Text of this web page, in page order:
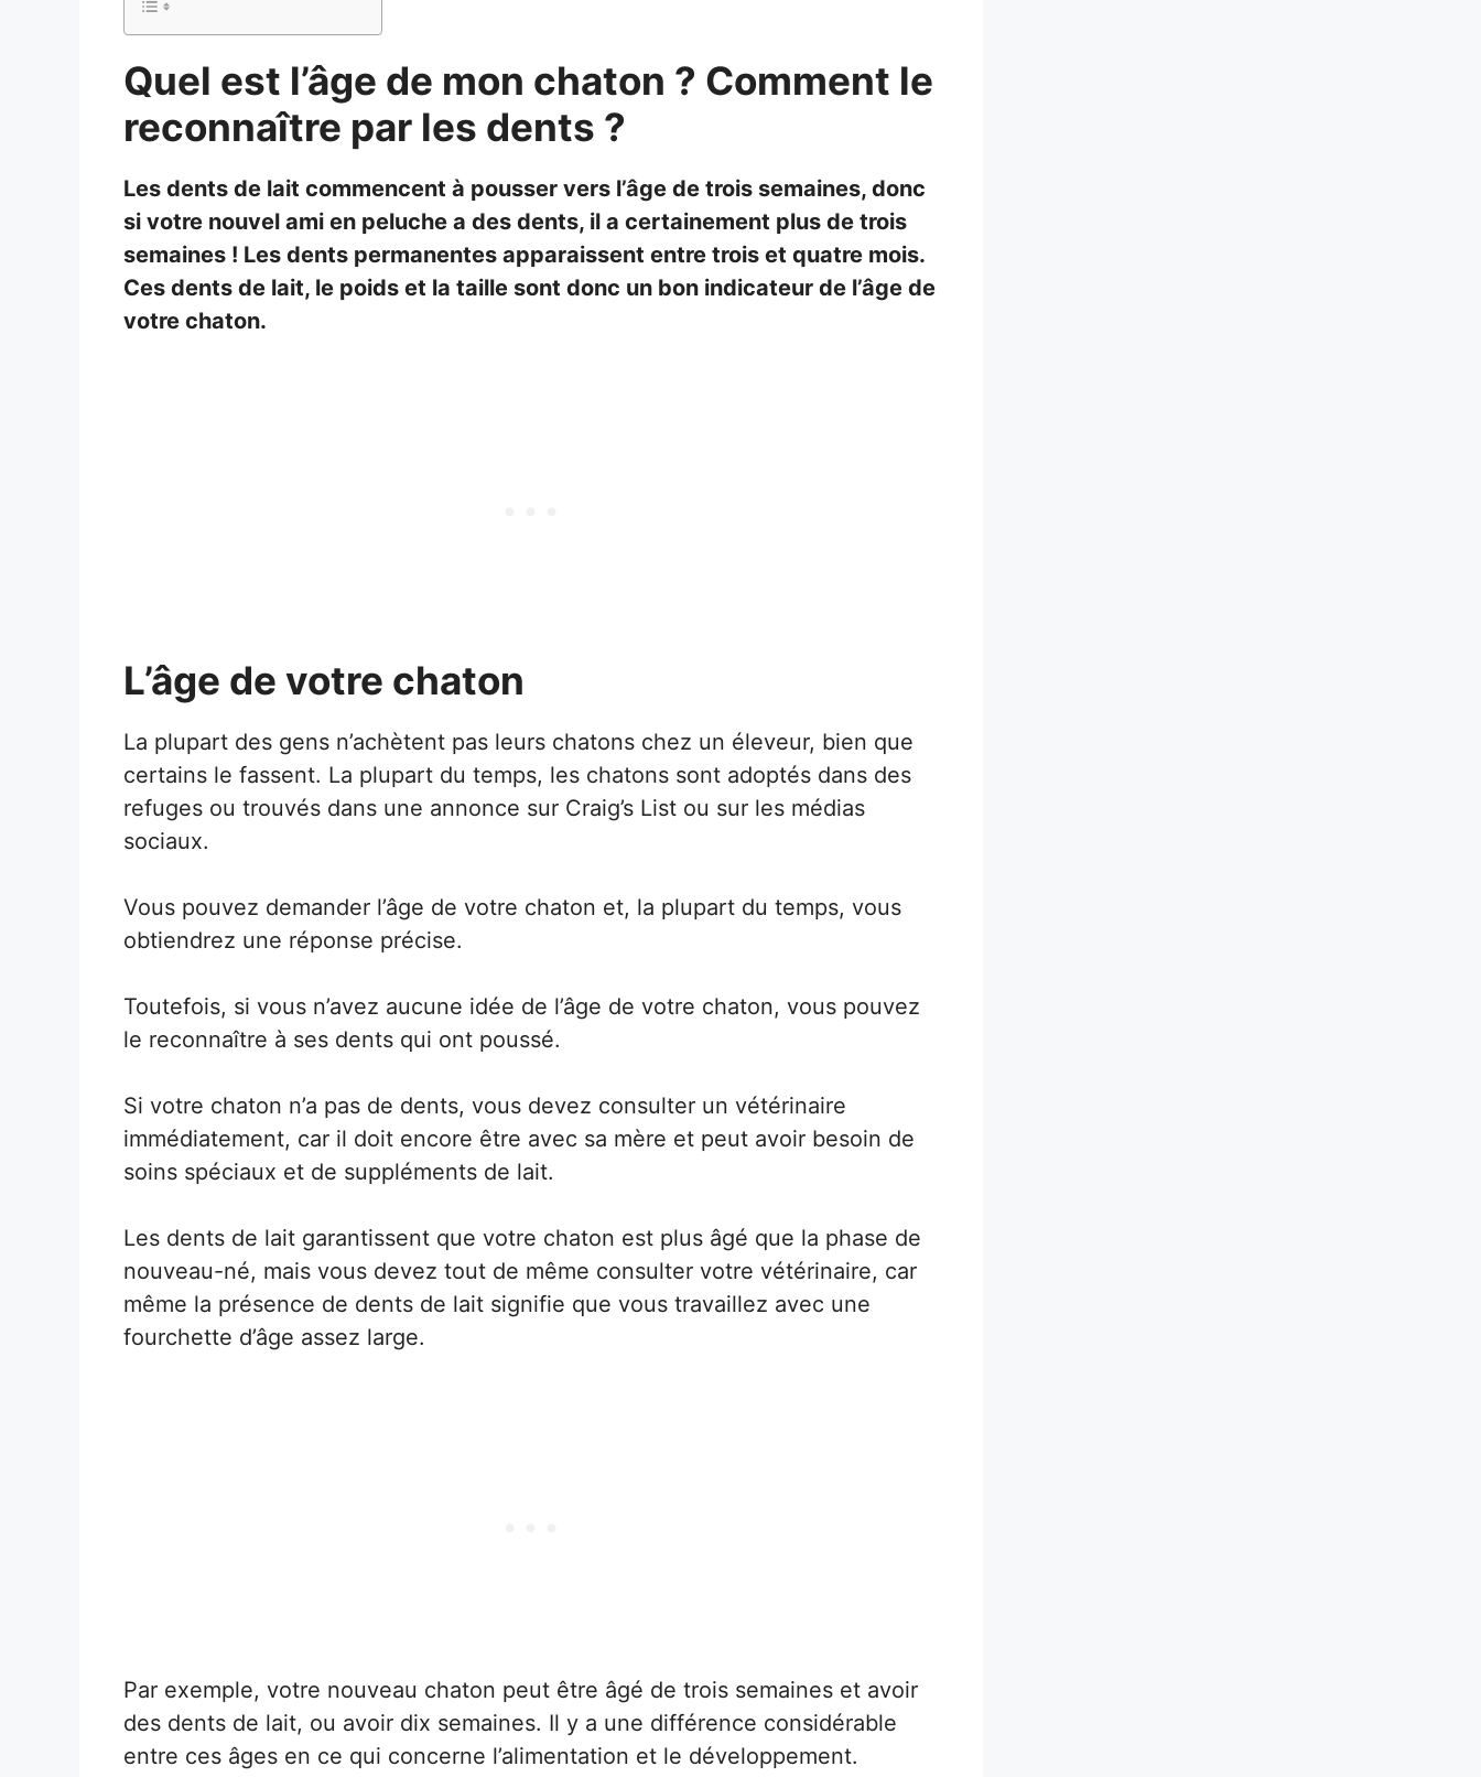
Quel est l’âge de mon chaton ? Comment le
reconnaître par les dents ?
Les dents de lait commencent à pousser vers l’âge de trois semaines, donc
si votre nouvel ami en peluche a des dents, il a certainement plus de trois
semaines ! Les dents permanentes apparaissent entre trois et quatre mois.
Ces dents de lait, le poids et la taille sont donc un bon indicateur de l’âge de
votre chaton.
L’âge de votre chaton
La plupart des gens n’achètent pas leurs chatons chez un éleveur, bien que
certains le fassent. La plupart du temps, les chatons sont adoptés dans des
refuges ou trouvés dans une annonce sur Craig’s List ou sur les médias
sociaux.
Vous pouvez demander l’âge de votre chaton et, la plupart du temps, vous
obtiendrez une réponse précise.
Toutefois, si vous n’avez aucune idée de l’âge de votre chaton, vous pouvez
le reconnaître à ses dents qui ont poussé.
Si votre chaton n’a pas de dents, vous devez consulter un vétérinaire
immédiatement, car il doit encore être avec sa mère et peut avoir besoin de
soins spéciaux et de suppléments de lait.
Les dents de lait garantissent que votre chaton est plus âgé que la phase de
nouveau-né, mais vous devez tout de même consulter votre vétérinaire, car
même la présence de dents de lait signifie que vous travaillez avec une
fourchette d’âge assez large.
Par exemple, votre nouveau chaton peut être âgé de trois semaines et avoir
des dents de lait, ou avoir dix semaines. Il y a une différence considérable
entre ces âges en ce qui concerne l’alimentation et le développement.